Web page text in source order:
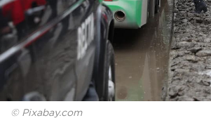
© Pixabay.com